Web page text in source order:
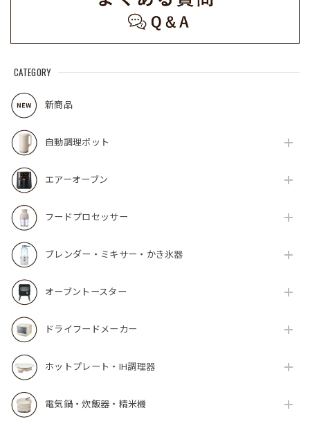
CATEGORY
新商品
自動調理ポット
エアーオーブン
フードプロセッサー
ブレンダー・ミキサー・かき氷器
オーブントースター
ドライフードメーカー
ホットプレート・IH調理器
電気鍋・炊飯器・精米機